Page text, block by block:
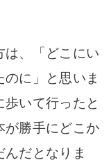
、「どこにい
のに」と 思いま
歩いて行ったと
が勝手にどこか
だとなりま